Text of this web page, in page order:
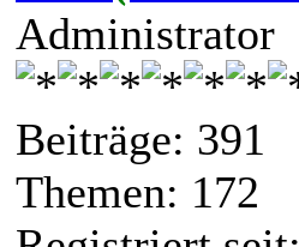
Administrator
Beiträge: 391
Themen: 172